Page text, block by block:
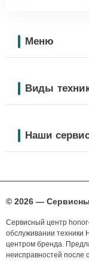
Меню
Виды
Наши
© 2026 —
Сервисный центр
обслуживании техники
центром бренда.
неисправностей после